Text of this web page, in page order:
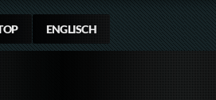
ENGLISCH